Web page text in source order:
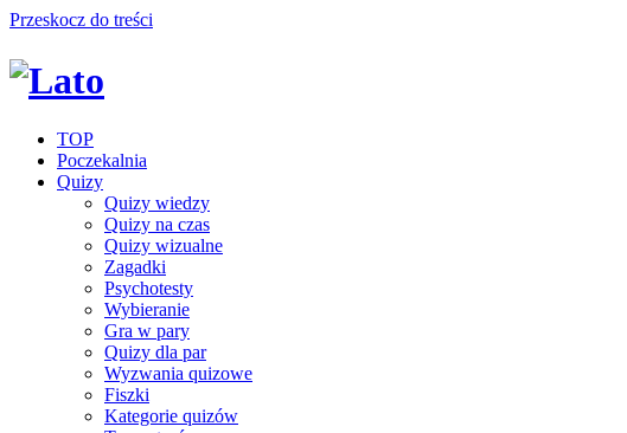
Przeskocz do treści
TOP
Poczekalnia
Quizy
Quizy wiedzy
Quizy na czas
Quizy wizualne
Zagadki
Psychotesty
Wybieranie
Gra w pary
Quizy dla par
Wyzwania quizowe
Fiszki
Kategorie quizów